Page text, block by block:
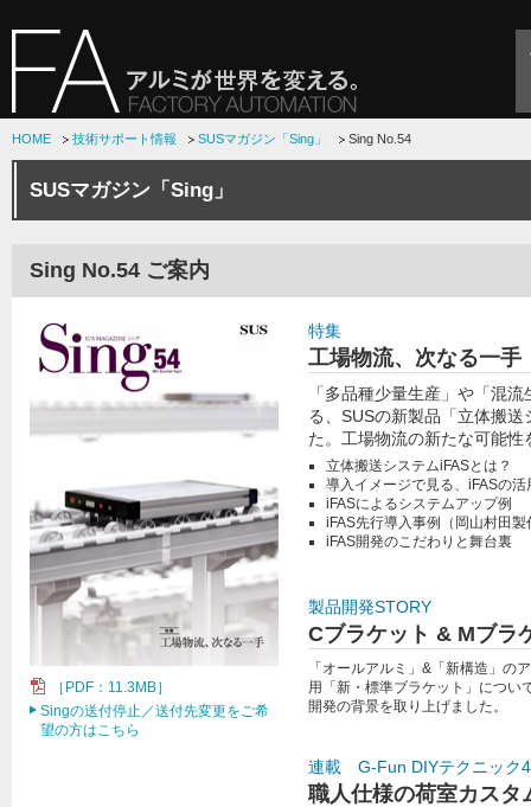
HOME 技術サポート情報 SUSマガジン「Sing」 Sing No.54
SUSマガジン「Sing」
Sing No.54 ご案内
［PDF：11.3MB］
Singの送付停止／送付先変更をご希
望の方はこちら
特集
工場物流、次なる一手
「多品種少量生産」や「混
る、SUSの新製品「立体搬
た。工場物流の新たな可能性
立体搬送システムiFASとは？
導入イメージで見る、iFASの
iFASによるシステムアップ例
iFAS先行導入事例（岡山村田
iFAS開発のこだわりと舞台裏
製品開発STORY
Cブラケット & Mブラ
「オールアルミ」&「新構造」の
用「新・標準ブラケット」につい
開発の背景を取り上げました。
連載 G-Fun DIYテクニック4
職人仕様の荷室カスタ